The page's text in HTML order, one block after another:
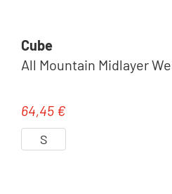
Cube
All Mountain Midlayer
Regulärer Preis:
64,45 €
S